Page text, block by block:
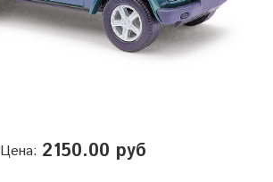
Цена: 2150.00 руб